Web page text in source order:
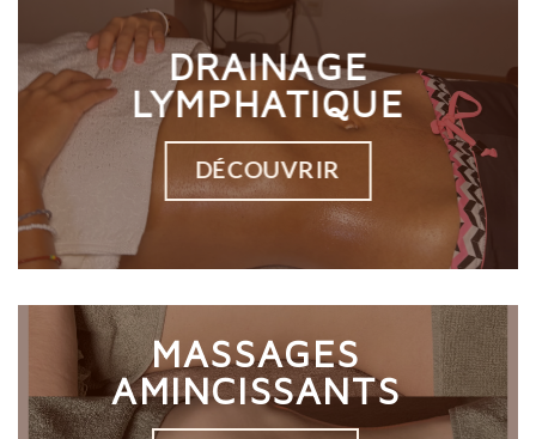
DRAINAGE
LYMPHATIQUE
DÉCOUVRIR
MASSAGES
AMINCISSANTS